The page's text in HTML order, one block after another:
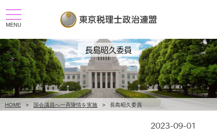
toggle
navigation
MENU
HOME > 国会議員へ一斉陳情を実施 > 長島昭久委員
長島昭久委員
2023-09-01